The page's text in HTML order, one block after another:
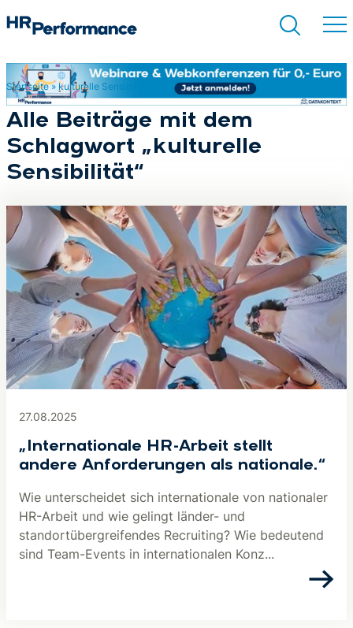
Suchen
Startseite» kulturelle Sensibilität
Alle Beiträge mit dem
Schlagwort „kulturelle
Sensibilität“
27.08.2025
„Internationale HR-Arbeit stellt
andere Anforderungen als nationale.“
Wie unterscheidet sich internationale von nationaler
HR-Arbeit und wie gelingt länder- und
standortübergreifendes Recruiting? Wie bedeutend
sind Team-Events in internationalen Konz...